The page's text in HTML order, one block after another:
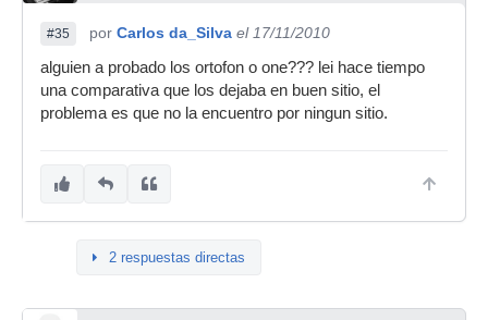
#35 por Carlos da_Silva el 17/11/2010
alguien a probado los ortofon o one??? lei hace tiempo
una comparativa que los dejaba en buen sitio, el
problema es que no la encuentro por ningun sitio.
2 respuestas directas